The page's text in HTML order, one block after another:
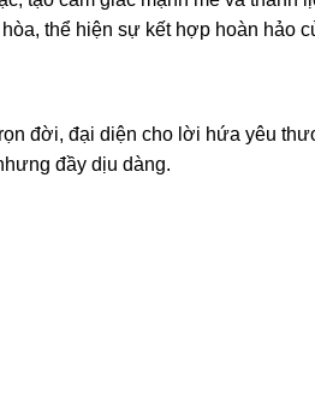
thể hiện sự kết hợp hoàn hảo
đời, đại diện cho lời hứa yêu
đầy dịu dàng.